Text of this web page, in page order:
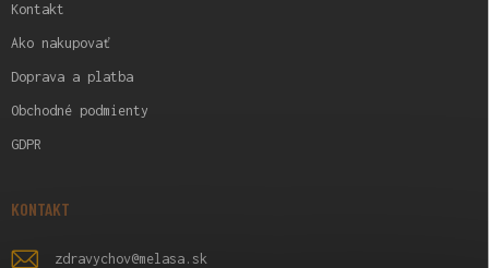
Kontakt
Ako nakupovať
Doprava a platba
Obchodné podmienty
GDPR
KONTAKT
zdravychov@melasa.sk